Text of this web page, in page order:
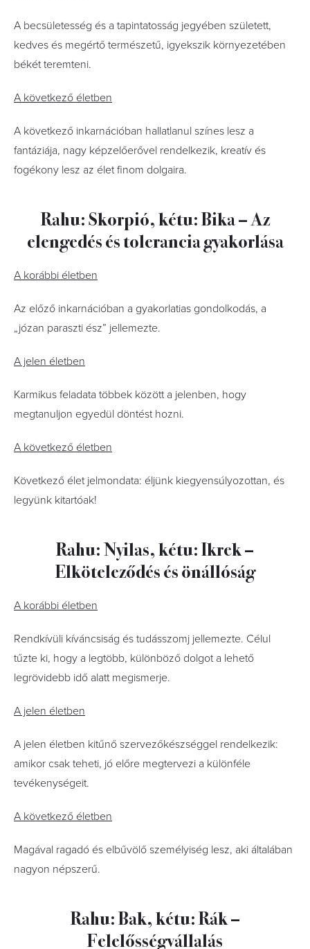
A becsületesség és a tapintatosság jegyében született,
kedves és megértő természetű, igyekszik környezetében
békét teremteni.
A következő életben
A következő inkarnációban hallatlanul színes lesz a
fantáziája, nagy képzelőerővel rendelkezik, kreatív és
fogékony lesz az élet finom dolgaira.
Rahu: Skorpió, kétu: Bika – Az
elengedés és tolerancia gyakorlása
A korábbi életben
Az előző inkarnációban a gyakorlatias gondolkodás, a
„józan paraszti ész” jellemezte.
A jelen életben
Karmikus feladata többek között a jelenben, hogy
megtanuljon egyedül döntést hozni.
A következő életben
Következő élet jelmondata: éljünk kiegyensúlyozottan, és
legyünk kitartóak!
Rahu: Nyilas, kétu: Ikrek –
Elköteleződés és önállóság
A korábbi életben
Rendkívüli kíváncsiság és tudásszomj jellemezte. Célul
tűzte ki, hogy a legtöbb, különböző dolgot a lehető
legrövidebb idő alatt megismerje.
A jelen életben
A jelen életben kitűnő szervezőkészséggel rendelkezik:
amikor csak teheti, jó előre megtervezi a különféle
tevékenységeit.
A következő életben
Magával ragadó és elbűvölő személyiség lesz, aki általában
nagyon népszerű.
Rahu: Bak, kétu: Rák –
Felelősségvállalás